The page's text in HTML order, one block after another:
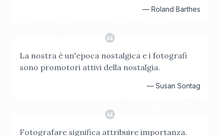
— Roland Barthes
La nostra è un'epoca nostalgica e i fotografi
sono promotori attivi della nostalgia.
— Susan Sontag
Fotografare significa attribuire importanza.